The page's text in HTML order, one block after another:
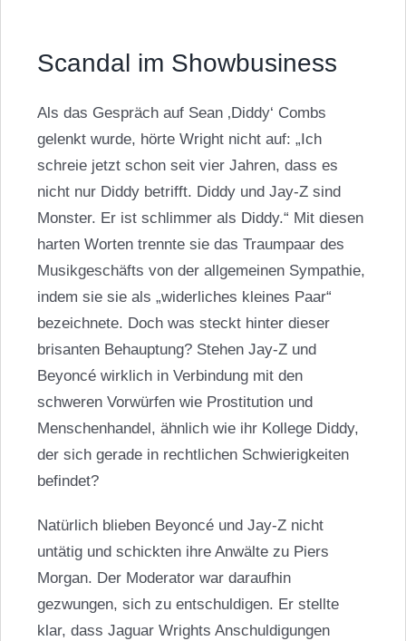
Scandal im Showbusiness
Als das Gespräch auf Sean ‚Diddy‘ Combs
gelenkt wurde, hörte Wright nicht auf: „Ich
schreie jetzt schon seit vier Jahren, dass es
nicht nur Diddy betrifft. Diddy und Jay-Z sind
Monster. Er ist schlimmer als Diddy.“ Mit diesen
harten Worten trennte sie das Traumpaar des
Musikgeschäfts von der allgemeinen Sympathie,
indem sie sie als „widerliches kleines Paar“
bezeichnete. Doch was steckt hinter dieser
brisanten Behauptung? Stehen Jay-Z und
Beyoncé wirklich in Verbindung mit den
schweren Vorwürfen wie Prostitution und
Menschenhandel, ähnlich wie ihr Kollege Diddy,
der sich gerade in rechtlichen Schwierigkeiten
befindet?
Natürlich blieben Beyoncé und Jay-Z nicht
untätig und schickten ihre Anwälte zu Piers
Morgan. Der Moderator war daraufhin
gezwungen, sich zu entschuldigen. Er stellte
klar, dass Jaguar Wrights Anschuldigungen